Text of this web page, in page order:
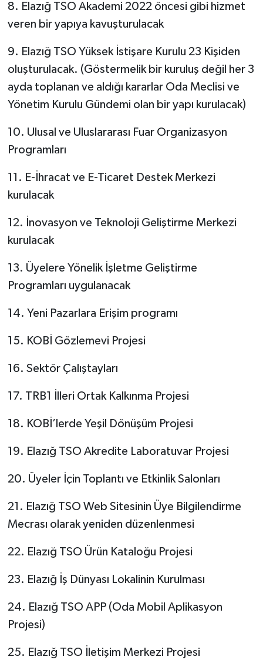
8. Elazığ TSO Akademi 2022 öncesi gibi hizmet
veren bir yapıya kavuşturulacak
9. Elazığ TSO Yüksek İstişare Kurulu 23 Kişiden
oluşturulacak. (Göstermelik bir kuruluş değil her 3
ayda toplanan ve aldığı kararlar Oda Meclisi ve
Yönetim Kurulu Gündemi olan bir yapı kurulacak)
10. Ulusal ve Uluslararası Fuar Organizasyon
Programları
11. E-İhracat ve E-Ticaret Destek Merkezi
kurulacak
12. İnovasyon ve Teknoloji Geliştirme Merkezi
kurulacak
13. Üyelere Yönelik İşletme Geliştirme
Programları uygulanacak
14. Yeni Pazarlara Erişim programı
15. KOBİ Gözlemevi Projesi
16. Sektör Çalıştayları
17. TRB1 İlleri Ortak Kalkınma Projesi
18. KOBİ’lerde Yeşil Dönüşüm Projesi
19. Elazığ TSO Akredite Laboratuvar Projesi
20. Üyeler İçin Toplantı ve Etkinlik Salonları
21. Elazığ TSO Web Sitesinin Üye Bilgilendirme
Mecrası olarak yeniden düzenlenmesi
22. Elazığ TSO Ürün Kataloğu Projesi
23. Elazığ İş Dünyası Lokalinin Kurulması
24. Elazığ TSO APP (Oda Mobil Aplikasyon
Projesi)
25. Elazığ TSO İletişim Merkezi Projesi